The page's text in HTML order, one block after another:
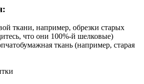
ткани, например, обрезки старых
что они 100%-й шелковые)
ткань (например, старая